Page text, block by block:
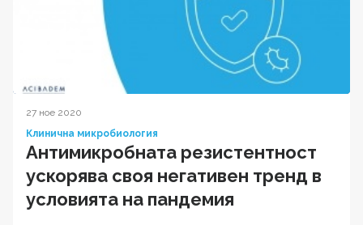
27 ное 2020
Клинична микробиология
Антимикробната резистентност
ускорява своя негативен тренд в
условията на пандемия